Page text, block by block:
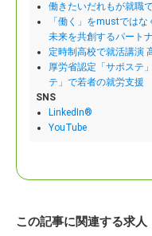
働きたいだれもが就職
「働く」をmustでは
未来を共創するパート
定時制高校で就活講演
厚労省認定「サポステ
テ」で若者の就労支援
SNS
LinkedIn®
YouTube
この記事に関連する求人